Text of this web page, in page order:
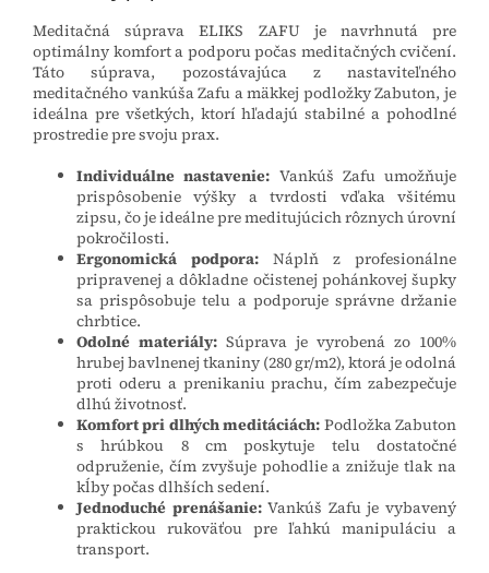
Meditačná súprava ELIKS ZAFU je navrhnutá pre
optimálny komfort a podporu počas meditačných cvičení.
Táto súprava, pozostávajúca z nastaviteľného
meditačného vankúša Zafu a mäkkej podložky Zabuton, je
ideálna pre všetkých, ktorí hľadajú stabilné a pohodlné
prostredie pre svoju prax.
Individuálne nastavenie: Vankúš Zafu umožňuje
prispôsobenie výšky a tvrdosti vďaka všitému
zipsu, čo je ideálne pre meditujúcich rôznych úrovní
pokročilosti.
Ergonomická podpora: Náplň z profesionálne
pripravenej a dôkladne očistenej pohánkovej šupky
sa prispôsobuje telu a podporuje správne držanie
chrbtice.
Odolné materiály: Súprava je vyrobená zo 100%
hrubej bavlnenej tkaniny (280 gr/m2), ktorá je odolná
proti oderu a prenikaniu prachu, čím zabezpečuje
dlhú životnosť.
Komfort pri dlhých meditáciách: Podložka Zabuton
s hrúbkou 8 cm poskytuje telu dostatočné
odpruženie, čím zvyšuje pohodlie a znižuje tlak na
kĺby počas dlhších sedení.
Jednoduché prenášanie:Vankúš Zafu je vybavený
praktickou rukoväťou pre ľahkú manipuláciu a
transport.